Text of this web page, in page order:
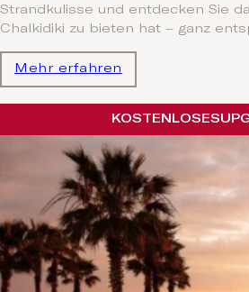
Strandkulisse und entdecken Sie
Chalkidiki zu bieten hat – ganz
Mehr erfahren
KOSTENLOSES